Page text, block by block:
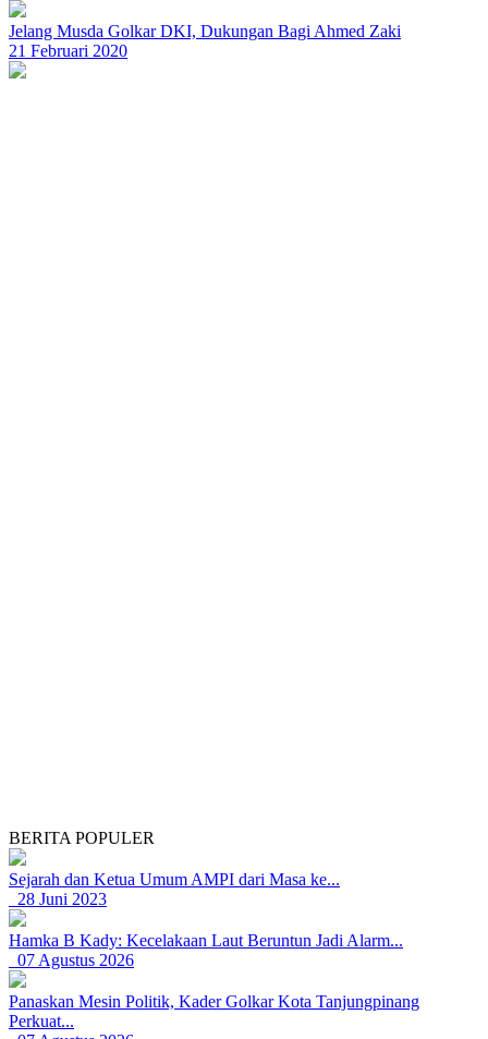
Jelang Musda Golkar DKI, Dukungan Bagi Ahmed Zaki
21 Februari 2020
BERITA POPULER
Sejarah dan Ketua Umum AMPI dari Masa ke...
28 Juni 2023
Hamka B Kady: Kecelakaan Laut Beruntun Jadi Alarm...
07 Agustus 2026
Panaskan Mesin Politik, Kader Golkar Kota Tanjungpinang
Perkuat...